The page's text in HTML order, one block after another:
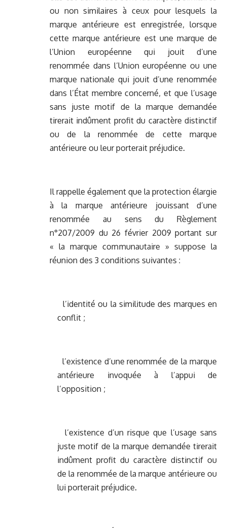
ou non similaires à ceux pour lesquels la
marque antérieure est enregistrée, lorsque
cette marque antérieure est une marque de
l’Union européenne qui jouit d’une
renommée dans l’Union européenne ou une
marque nationale qui jouit d’une renommée
dans l’État membre concerné, et que l’usage
sans juste motif de la marque demandée
tirerait indûment profit du caractère distinctif
ou de la renommée de cette marque
antérieure ou leur porterait préjudice.
Il rappelle également que la protection élargie
à la marque antérieure jouissant d’une
renommée au sens du Règlement
n°207/2009 du 26 février 2009 portant sur
« la marque communautaire » suppose la
réunion des 3 conditions suivantes :
l’identité ou la similitude des marques en
conflit ;
l’existence d’une renommée de la marque
antérieure invoquée à l’appui de
l’opposition ;
l’existence d’un risque que l’usage sans
juste motif de la marque demandée tirerait
indûment profit du caractère distinctif ou
de la renommée de la marque antérieure ou
lui porterait préjudice.